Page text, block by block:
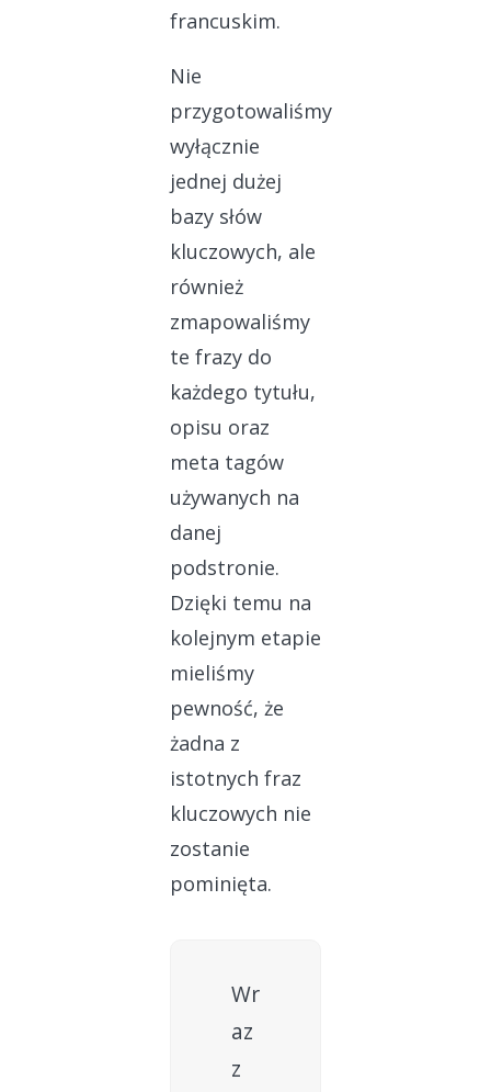
francuskim.
Nie
przygotowaliśmy
wyłącznie
jednej dużej
bazy słów
kluczowych, ale
również
zmapowaliśmy
te frazy do
każdego tytułu,
opisu oraz
meta tagów
używanych na
danej
podstronie.
Dzięki temu na
kolejnym etapie
mieliśmy
pewność, że
żadna z
istotnych fraz
kluczowych nie
zostanie
pominięta.
Wr
az
z